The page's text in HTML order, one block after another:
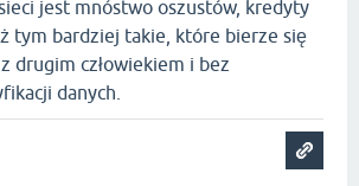
jest mnóstwo oszustów, kredyty
tym bardziej takie, które bierze się
drugim człowiekiem i bez
danych.